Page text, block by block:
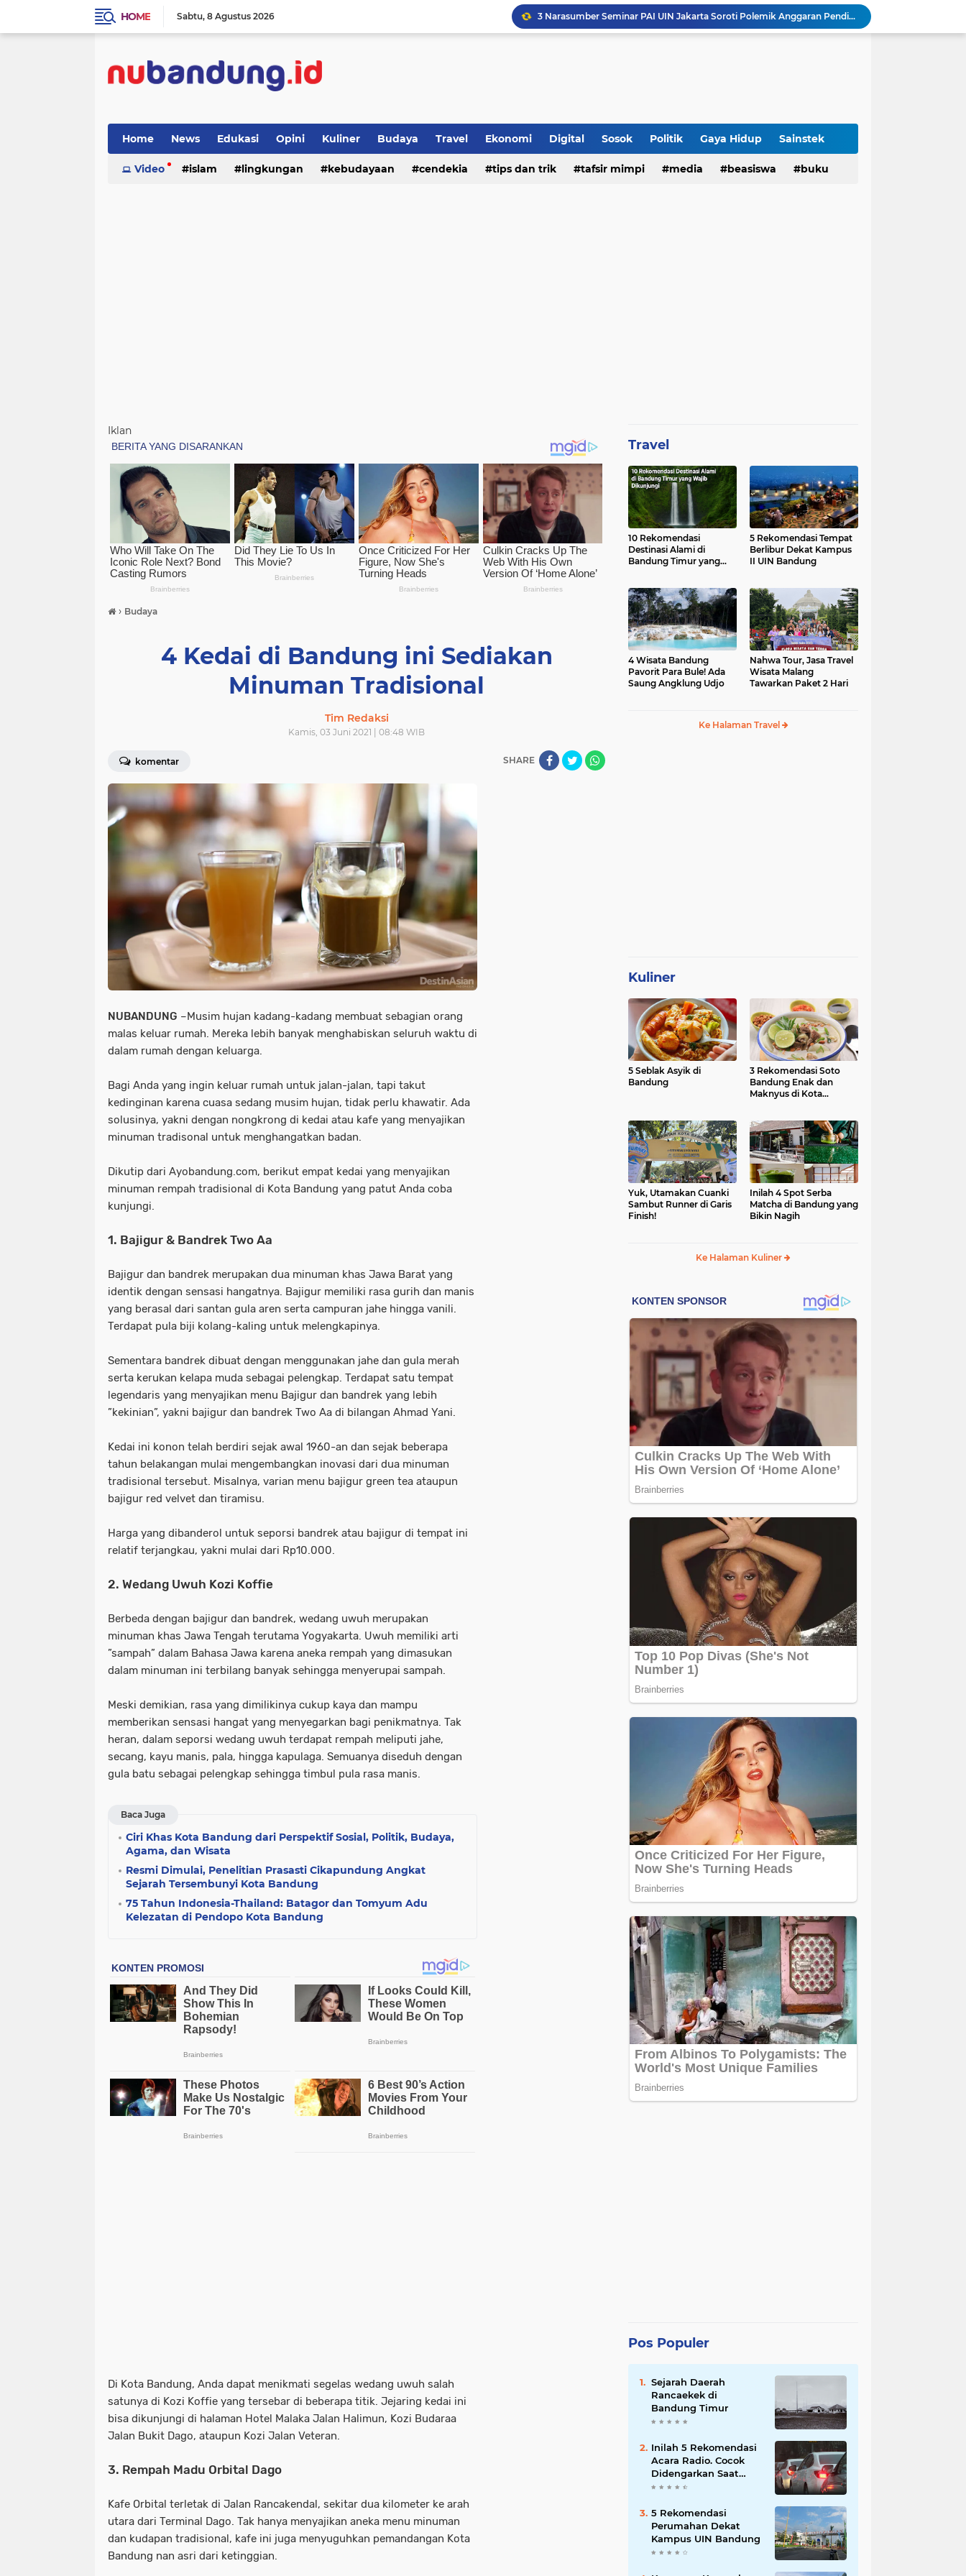
HOME Sabtu 8 Agustus 2026
3 Narasumber Seminar PAI UIN Jakarta Soroti Polemik Anggaran Pendidikan untuk MBG
Sinergi Penguatan Zona Integritas, FST UIN Bandung Targetkan WBK
Jalan Redup Agama: Catatan untuk Munas-Kobes NU
Dari UAS Berbasis Proyek, Mahasiswa AFI dan S2 Studi Agama-Agama UIN Bandung Hadirkan Seminar dan Pentas Seni Moderasi Beragama
Home News Edukasi Opini Kuliner Budaya Travel Ekonomi Digital Sosok Politik Gaya Hidup Sainstek
Video islam lingkungan kebudayaan cendekia tips dan trik tafsir mimpi media beasiswa buku
Iklan
› Budaya
4 Kedai di Bandung ini Sediakan
Minuman Tradisional
Tim Redaksi
Kamis, 03 Juni 2021 | 08:48 WIB
komentar SHARE
NUBANDUNG –Musim hujan kadang-kadang membuat sebagian orang
malas keluar rumah. Mereka lebih banyak menghabiskan seluruh waktu di
dalam rumah dengan keluarga.
Bagi Anda yang ingin keluar rumah untuk jalan-jalan, tapi takut
kedinginan karena cuasa sedang musim hujan, tidak perlu khawatir. Ada
solusinya, yakni dengan nongkrong di kedai atau kafe yang menyajikan
minuman tradisonal untuk menghangatkan badan.
Dikutip dari Ayobandung.com, berikut empat kedai yang menyajikan
minuman rempah tradisional di Kota Bandung yang patut Anda coba
kunjungi.
1. Bajigur & Bandrek Two Aa
Bajigur dan bandrek merupakan dua minuman khas Jawa Barat yang
identik dengan sensasi hangatnya. Bajigur memiliki rasa gurih dan manis
yang berasal dari santan gula aren serta campuran jahe hingga vanili.
Terdapat pula biji kolang-kaling untuk melengkapinya.
Sementara bandrek dibuat dengan menggunakan jahe dan gula merah
serta kerukan kelapa muda sebagai pelengkap. Terdapat satu tempat
legendaris yang menyajikan menu Bajigur dan bandrek yang lebih
”kekinian”, yakni bajigur dan bandrek Two Aa di bilangan Ahmad Yani.
Kedai ini konon telah berdiri sejak awal 1960-an dan sejak beberapa
tahun belakangan mulai mengembangkan inovasi dari dua minuman
tradisional tersebut. Misalnya, varian menu bajigur green tea ataupun
bajigur red velvet dan tiramisu.
Harga yang dibanderol untuk seporsi bandrek atau bajigur di tempat ini
relatif terjangkau, yakni mulai dari Rp10.000.
2. Wedang Uwuh Kozi Koffie
Berbeda dengan bajigur dan bandrek, wedang uwuh merupakan
minuman khas Jawa Tengah terutama Yogyakarta. Uwuh memiliki arti
”sampah” dalam Bahasa Jawa karena aneka rempah yang dimasukan
dalam minuman ini terbilang banyak sehingga menyerupai sampah.
Meski demikian, rasa yang dimilikinya cukup kaya dan mampu
memberikan sensasi hangat yang menyegarkan bagi penikmatnya. Tak
heran, dalam seporsi wedang uwuh terdapat rempah meliputi jahe,
secang, kayu manis, pala, hingga kapulaga. Semuanya diseduh dengan
gula batu sebagai pelengkap sehingga timbul pula rasa manis.
Baca Juga
Ciri Khas Kota Bandung dari Perspektif Sosial, Politik, Budaya,
Agama, dan Wisata
Resmi Dimulai, Penelitian Prasasti Cikapundung Angkat
Sejarah Tersembunyi Kota Bandung
75 Tahun Indonesia-Thailand: Batagor dan Tomyum Adu
Kelezatan di Pendopo Kota Bandung
Di Kota Bandung, Anda dapat menikmati segelas wedang uwuh salah
satunya di Kozi Koffie yang tersebar di beberapa titik. Jejaring kedai ini
bisa dikunjungi di halaman Hotel Malaka Jalan Halimun, Kozi Budaraa
Jalan Bukit Dago, ataupun Kozi Jalan Veteran.
3. Rempah Madu Orbital Dago
Kafe Orbital terletak di Jalan Rancakendal, sekitar dua kilometer ke arah
utara dari Terminal Dago. Tak hanya menyajikan aneka menu minuman
dan kudapan tradisional, kafe ini juga menyuguhkan pemandangan Kota
Bandung nan asri dari ketinggian.
Travel
10 Rekomendasi
Destinasi Alami di
Bandung Timur yang
5 Rekomendasi Tempat
Berlibur Dekat Kampus
II UIN Bandung
4 Wisata Bandung
Pavorit Para Bule! Ada
Saung Angklung Udjo
Nahwa Tour, Jasa Travel
Wisata Malang
Tawarkan Paket 2 Hari
Ke Halaman Travel
Kuliner
5 Seblak Asyik di
Bandung
3 Rekomendasi Soto
Bandung Enak dan
Maknyus di Kota
Yuk, Utamakan Cuanki
Sambut Runner di Garis
Finish!
Inilah 4 Spot Serba
Matcha di Bandung yang
Bikin Nagih
Ke Halaman Kuliner
Pos Populer
Sejarah Daerah
Rancaekek di
Bandung Timur
Inilah 5 Rekomendasi
Acara Radio. Cocok
Didengarkan Saat
Macet
5 Rekomendasi
Perumahan Dekat
Kampus UIN Bandung